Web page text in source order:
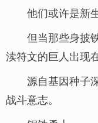
他们或许是新
但当那些身披
渎符文的巨人出现
源自基因种子
战斗意志。